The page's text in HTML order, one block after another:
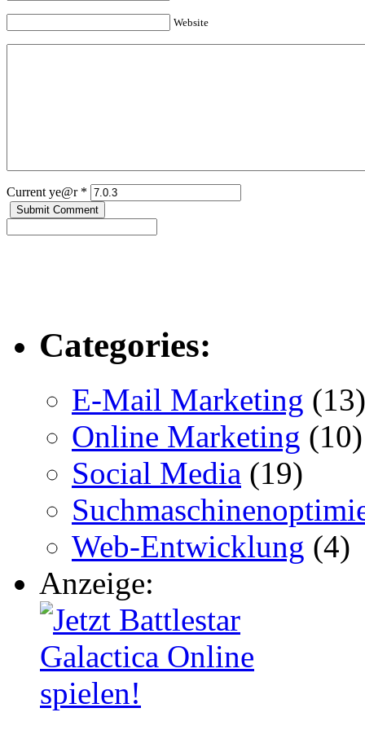
Website
Current ye@r *
Categories:
E-Mail Marketing (13)
Online Marketing (10)
Social Media (19)
Web-Entwicklung (4)
Anzeige: